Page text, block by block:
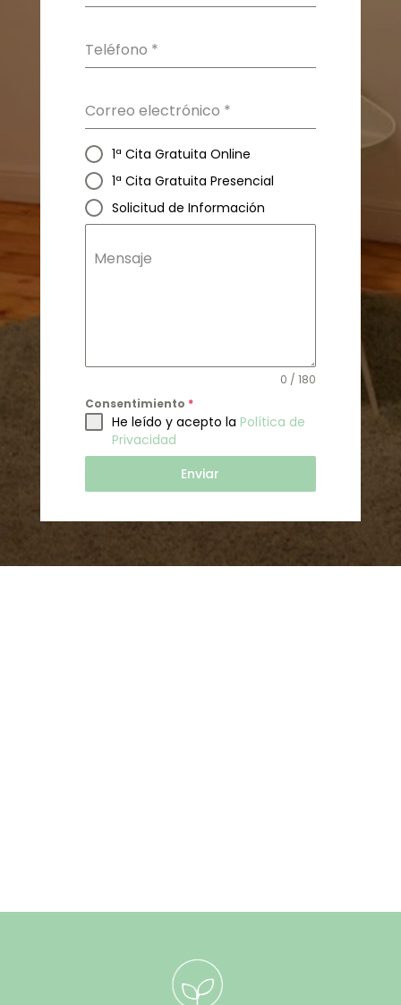
Teléfono *
Correo electrónico *
1ª Cita Gratuita Online
1ª Cita Gratuita Presencial
Solicitud de Información
Mensaje
0 / 180
Consentimiento *
He leído y acepto la Política de
Privacidad
Enviar